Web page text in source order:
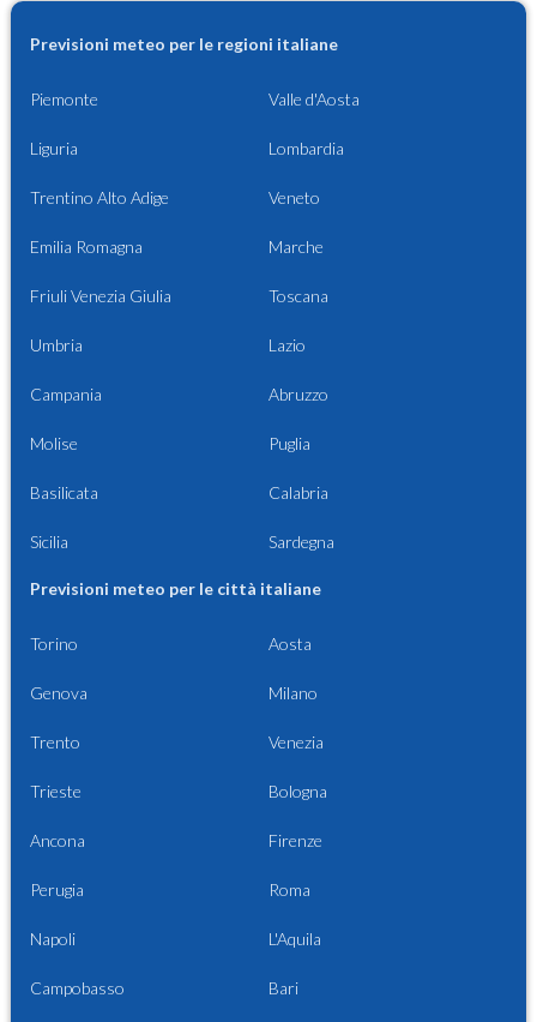
Previsioni meteo per le regioni italiane
Piemonte Valle d'Aosta
Liguria Lombardia
Trentino Alto Adige Veneto
Emilia Romagna Marche
Friuli Venezia Giulia Toscana
Umbria Lazio
Campania Abruzzo
Molise Puglia
Basilicata Calabria
Sicilia Sardegna
Previsioni meteo per le città italiane
Torino Aosta
Genova Milano
Trento Venezia
Trieste Bologna
Ancona Firenze
Perugia Roma
Napoli L'Aquila
Campobasso Bari